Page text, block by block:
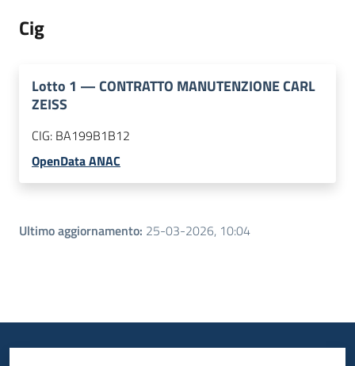
Cig
Lotto 1 —CONTRATTO MANUTENZIONE CARL
ZEISS
CIG: BA199B1B12
OpenData ANAC
Ultimo aggiornamento: 25-03-2026, 10:04